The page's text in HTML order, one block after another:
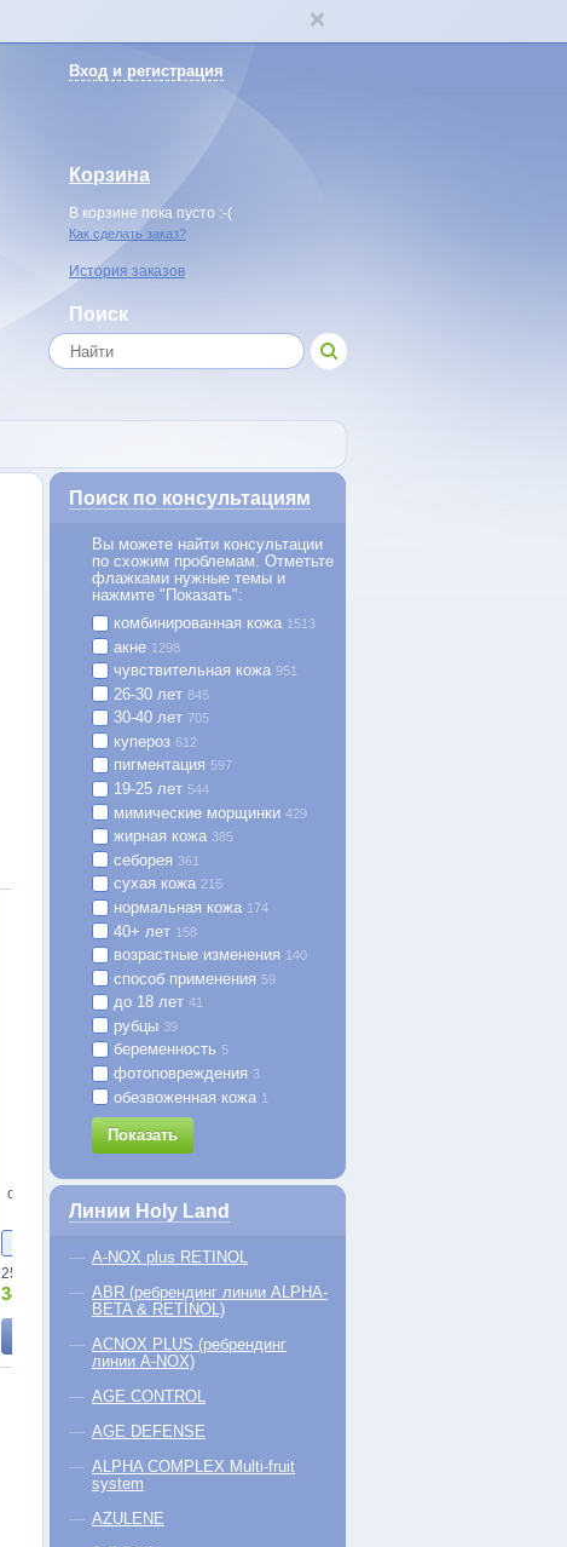
Вход и регистрация
Корзина
В корзине пока пусто :-(
Как сделать заказ?
История заказов
Поиск
Super Lotion
656
Бесспиртовой лосьон для
размягчения и растворения
открытых и закрытых комедонов
250 мл
3420 руб.
КУПИТЬ
подсушивания воспалительных
1440 руб.
Поиск по консультациям
Вы можете найти консультации
по схожим проблемам. Отметьте
флажками нужные темы и
нажмите "Показать":
комбинированная кожа 1513
акне 1298
чувствительная кожа 951
26-30 лет 845
30-40 лет 705
купероз 612
пигментация 597
19-25 лет 544
мимические морщинки 429
жирная кожа 385
себорея 361
сухая кожа 216
нормальная кожа 174
40+ лет 158
возрастные изменения 140
способ применения 59
до 18 лет 41
рубцы 39
беременность 5
фотоповреждения 3
обезвоженная кожа 1
Показать
Линии Holy Land
A-NOX plus RETINOL
ABR (ребрендинг линии ALPHA-
BETA & RETINOL)
ACNOX PLUS (ребрендинг
линии A-NOX)
AGE CONTROL
AGE DEFENSE
ALPHA COMPLEX Multi-fruit
system
AZULENE